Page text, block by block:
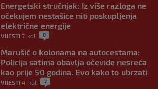
Energetski stručnjak: Iz više razloga ne
očekujem nestašice niti poskupljenja
električne energije
VIJESTI 7. kol. 0
Marušić o kolonama na autocestama:
Policija satima obavlja očevide nesreća
kao prije 50 godina. Evo kako to ubrzati
VIJESTI 4. kol. 7